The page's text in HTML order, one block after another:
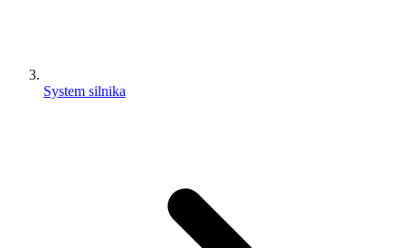
System silnika